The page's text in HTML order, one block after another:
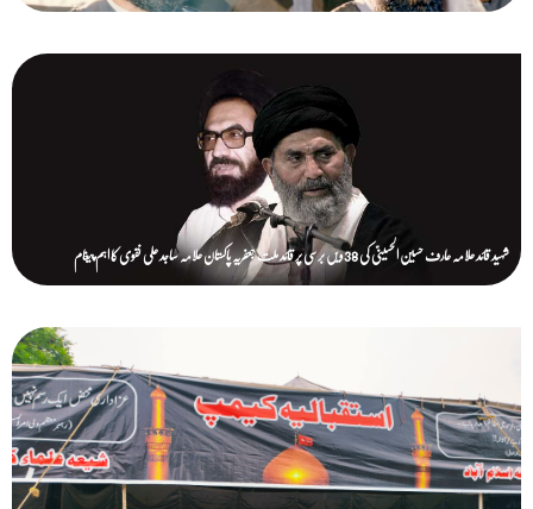
شہید قائد علامہ عارف حسین الحسینیؒ کی 38ویں برسی پر قائد ملت جعفریہ پاکستان علامہ ساجد علی نقوی کا اہم پیغام